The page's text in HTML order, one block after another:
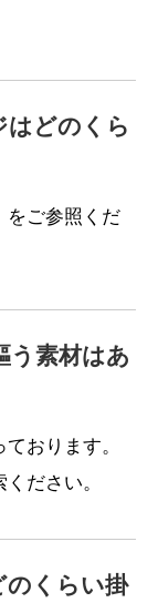
はどのくら
をご参照くだ
う素材はあ
おります。
ください。
のくらい掛